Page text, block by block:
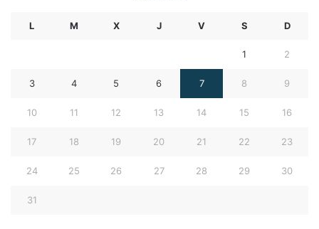
L M X J V S D
1 2
3 4 5 6 7 8 9
10 11 12 13 14 15 16
17 18 19 20 21 22 23
24 25 26 27 28 29 30
31